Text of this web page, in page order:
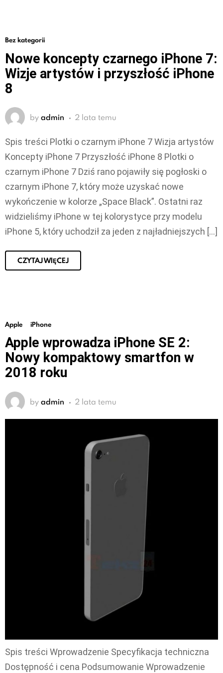
Bez kategorii
Nowe koncepty czarnego iPhone 7:
Wizje artystów i przyszłość iPhone
8
by admin 2 lata temu
Spis treści Plotki o czarnym iPhone 7 Wizja artystów
Koncepty iPhone 7 Przyszłość iPhone 8 Plotki o
czarnym iPhone 7 Dziś rano pojawiły się pogłoski o
czarnym iPhone 7, który może uzyskać nowe
wykończenie w kolorze „Space Black”. Ostatni raz
widzieliśmy iPhone w tej kolorystyce przy modelu
iPhone 5, który uchodził za jeden z najładniejszych […]
CZYTAJ WIĘCEJ
Apple iPhone
Apple wprowadza iPhone SE 2:
Nowy kompaktowy smartfon w
2018 roku
by admin 2 lata temu
Spis treści Wprowadzenie Specyfikacja techniczna
Dostępność i cena Podsumowanie Wprowadzenie